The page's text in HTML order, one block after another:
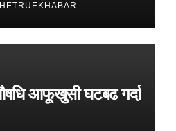
आफूखुसी घटबढ गर्दा